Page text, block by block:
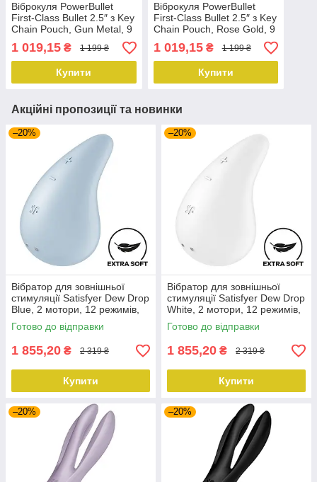
Віброкуля PowerBullet
First-Class Bullet 2.5″ з Key
Chain Pouch, Gun Metal, 9
режимів вібрації
1 019,15 ₴ 1 199 ₴
Купити
Віброкуля PowerBullet
First-Class Bullet 2.5″ з Key
Chain Pouch, Rose Gold, 9
режимів вібрації
1 019,15₴ 1 199 ₴
Купити
Акційні пропозиції та новинки
–20%
Вібратор для зовнішньої
стимуляції Satisfyer Dew Drop
Blue, 2 мотори, 12 режимів,
м’який корпус
Готово до відправки
1 855,20 ₴ 2 319 ₴
Купити
–20%
Вібратор для зовнішньої
стимуляції Satisfyer Dew Drop
White, 2 мотори, 12 режимів,
м’який корпус
Готово до відправки
1 855,20 ₴ 2 319 ₴
Купити
–20% –20%